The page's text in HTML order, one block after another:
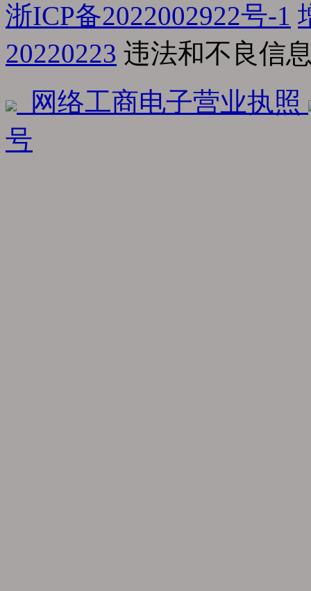
浙ICP备2022002922号-1
20220223 违法和不良信
网络工商电子营业执照
号